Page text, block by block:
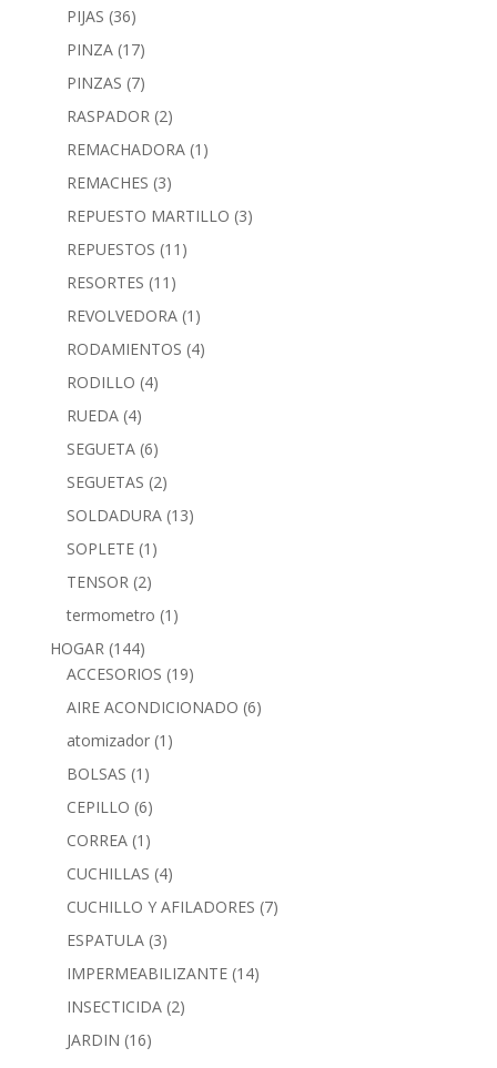
PIJAS (36)
PINZA (17)
PINZAS (7)
RASPADOR (2)
REMACHADORA (1)
REMACHES (3)
REPUESTO MARTILLO (3)
REPUESTOS (11)
RESORTES (11)
REVOLVEDORA (1)
RODAMIENTOS (4)
RODILLO (4)
RUEDA (4)
SEGUETA (6)
SEGUETAS (2)
SOLDADURA (13)
SOPLETE (1)
TENSOR (2)
termometro (1)
HOGAR (144)
ACCESORIOS (19)
AIRE ACONDICIONADO (6)
atomizador (1)
BOLSAS (1)
CEPILLO (6)
CORREA (1)
CUCHILLAS (4)
CUCHILLO Y AFILADORES (7)
ESPATULA (3)
IMPERMEABILIZANTE (14)
INSECTICIDA (2)
JARDIN (16)